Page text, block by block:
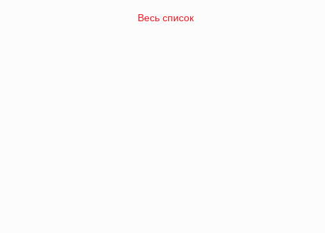
Весь список